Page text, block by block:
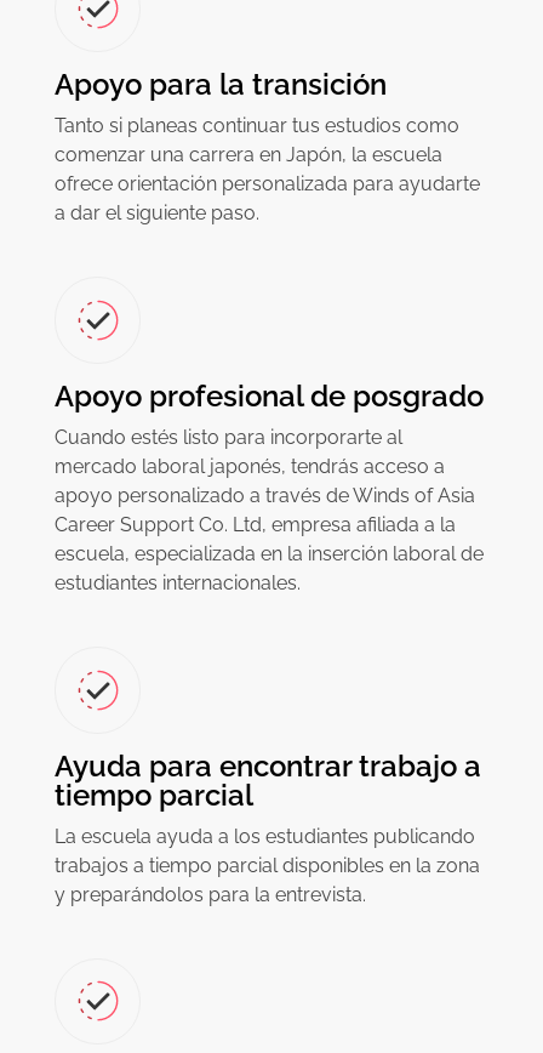
Apoyo para la transición
Tanto si planeas continuar tus estudios como
comenzar una carrera en Japón, la escuela
ofrece orientación personalizada para ayudarte
a dar el siguiente paso.
Apoyo profesional de posgrado
Cuando estés listo para incorporarte al
mercado laboral japonés, tendrás acceso a
apoyo personalizado a través de Winds of Asia
Career Support Co. Ltd, empresa afiliada a la
escuela, especializada en la inserción laboral de
estudiantes internacionales.
Ayuda para encontrar trabajo a
tiempo parcial
La escuela ayuda a los estudiantes publicando
trabajos a tiempo parcial disponibles en la zona
y preparándolos para la entrevista.